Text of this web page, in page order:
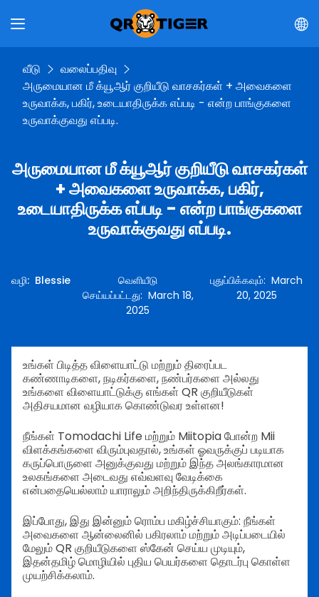
வீடு
வலைப்பதிவு
அருமையான மீ க்யூஆர் குறியீடு வாசகர்கள் + அவைகளை
உருவாக்க, பகிர், உடையாதிருக்க எப்படி - என்ற பாங்குகளை
உருவாக்குவது எப்படி.
அருமையான மீ க்யூஆர் குறியீடு வாசகர்கள்
+ அவைகளை உருவாக்க, பகிர்,
உடையாதிருக்க எப்படி - என்ற பாங்குகளை
உருவாக்குவது எப்படி.
வழி: Blessie
வெளியீடு
செய்யப்பட்டது: March 18,
2025
புதுப்பிக்கவும்:March
20, 2025
உங்கள் பிடித்த விளையாட்டு மற்றும் திரைப்பட
கண்ணாடிகளை, நடிகர்களை, நண்பர்களை அல்லது
உங்களை விளையாட்டுக்கு எங்கள் QR குறியீடுகள்
அதிசயமான வழியாக கொண்டுவர உள்ளன!
நீங்கள் Tomodachi Life மற்றும் Miitopia போன்ற Mii
விளக்கங்களை விரும்புவதால், உங்கள் ஓவருக்குப் படியாக
கருப்பொருளை அனுக்குவது மற்றும் இந்த அலங்காரமான
உலகங்களை அடைவது எவ்வளவு வேடிக்கை
என்பதையெல்லாம் யாராலும் அறிந்திருக்கிறீர்கள்.
இப்போது, இது இன்னும் ரொம்ப மகிழ்ச்சியாகும்: நீங்கள்
அவைகளை ஆன்லைனில் பகிரலாம் மற்றும் அடிப்படையில்
மேலும் QR குறியீடுகளை ஸ்கேன் செய்ய முடியும்,
இதன்தமிழ் மொழியில் புதிய பெயர்களை தொடர்பு கொள்ள
முயற்சிக்கலாம்.